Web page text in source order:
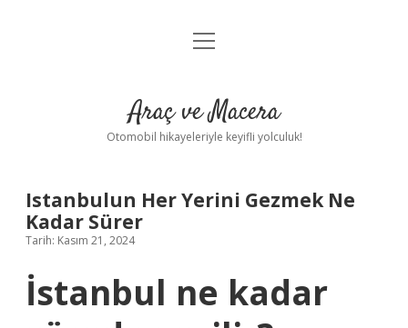
Anasayfa
Yasal Uyarı
menüyü
Araç ve Macera
Otomobil hikayeleriyle keyifli yolculuk!
Istanbulun Her Yerini Gezmek Ne
Kadar Sürer
Tarih: Kasım 21, 2024
İstanbul ne kadar